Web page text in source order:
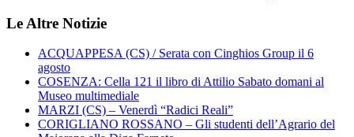
Le Altre Notizie
ACQUAPPESA (CS) / Serata con Cinghios Group il 6
agosto
COSENZA: Cella 121 il libro di Attilio Sabato domani al
Museo multimediale
MARZI (CS) – Venerdì “Radici Reali”
CORIGLIANO ROSSANO – Gli studenti dell’Agrario del